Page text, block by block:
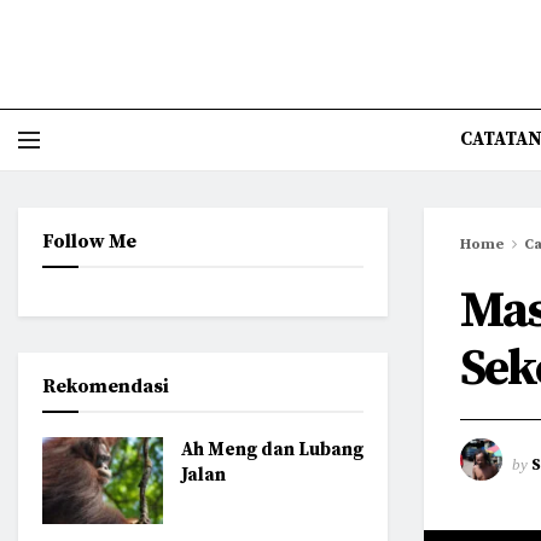
Home
by
Follow Me
Rekomendasi
Ah Meng dan Lubang
Jalan